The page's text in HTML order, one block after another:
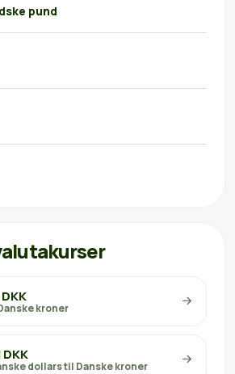
pund
kroner
dollars til Danske kroner